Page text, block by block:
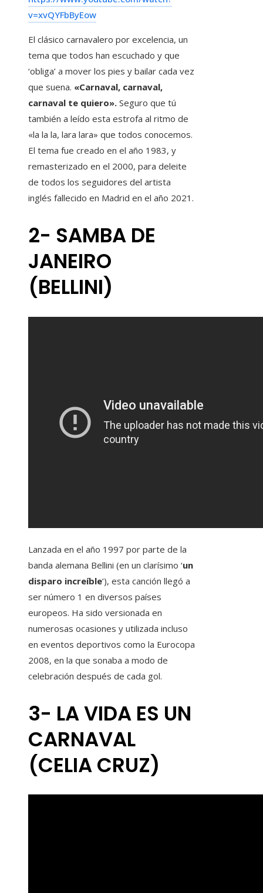
v=xvQYFbByEow
El clásico carnavalero por excelencia, un
tema que todos han escuchado y que
‘obliga’ a mover los pies y bailar cada vez
que suena. «Carnaval, carnaval,
carnaval te quiero». Seguro que tú
también a leído esta estrofa al ritmo de
«la la la, lara lara» que todos conocemos.
El tema fue creado en el año 1983, y
remasterizado en el 2000, para deleite
de todos los seguidores del artista
inglés fallecido en Madrid en el año 2021.
2- SAMBA DE
JANEIRO
(BELLINI)
Lanzada en el año 1997 por parte de la
banda alemana Bellini (en un clarísimo ‘un
disparo increíble‘), esta canción llegó a
ser número 1 en diversos países
europeos. Ha sido versionada en
numerosas ocasiones y utilizada incluso
en eventos deportivos como la Eurocopa
2008, en la que sonaba a modo de
celebración después de cada gol.
3- LA VIDA ES UN
CARNAVAL
(CELIA CRUZ)